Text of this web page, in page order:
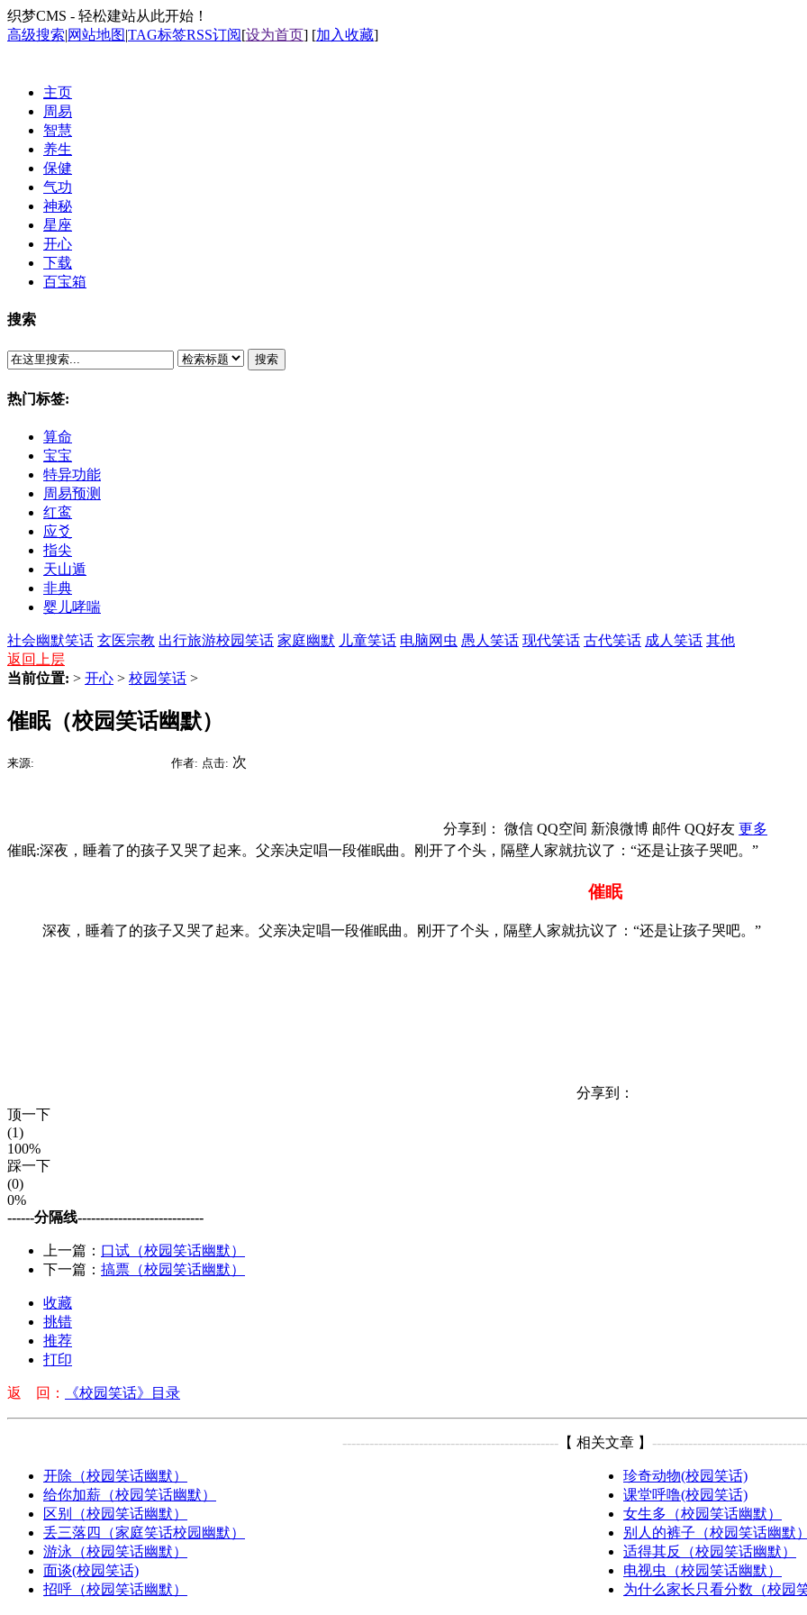
织梦CMS - 轻松建站从此开始！
高级搜索|网站地图|TAG标签RSS订阅[设为首页] [加入收藏]
主页
周易
智慧
养生
保健
气功
神秘
星座
开心
下载
百宝箱
搜索
搜索
热门标签:
算命
宝宝
特异功能
周易预测
红鸾
应爻
指尖
天山遁
非典
婴儿哮喘
社会幽默笑话 玄医宗教 出行旅游校园笑话 家庭幽默 儿童笑话 电脑网虫 愚人笑话 现代笑话 古代笑话 成人笑话 其他
返回上层
当前位置: > 开心 > 校园笑话 >
催眠（校园笑话幽默）
来源: 作者: 点击: 次
分享到： 微信 QQ空间 新浪微博 邮件 QQ好友 更多
催眠:深夜，睡着了的孩子又哭了起来。父亲决定唱一段催眠曲。刚开了个头，隔壁人家就抗议了：“还是让孩子哭吧。”
催眠
深夜，睡着了的孩子又哭了起来。父亲决定唱一段催眠曲。刚开了个头，隔壁人家就抗议了：“还是让孩子哭吧。”
分享到：
顶一下
(1)
100%
踩一下
(0)
0%
------分隔线----------------------------
上一篇： 口试（校园笑话幽默）
下一篇： 搞票（校园笑话幽默）
收藏
挑错
推荐
打印
返 回： 《校园笑话》目录
------------------------------------------------ 【 相关文章 】
开除（校园笑话幽默）
珍奇动物(校园笑话)
给你加薪（校园笑话幽默）
课堂呼噜(校园笑话)
区别（校园笑话幽默）
女生多（校园笑话幽默）
丢三落四（家庭笑话校园幽默）
别人的裤子（校园笑话幽默）
游泳（校园笑话幽默）
适得其反（校园笑话幽默）
面谈(校园笑话)
电视虫（校园笑话幽默）
招呼（校园笑话幽默）
为什么家长只看分数（校园